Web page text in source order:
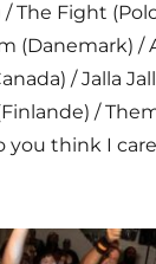
/ The Fight
(Danemark) /
/ Jalla
/
you think I